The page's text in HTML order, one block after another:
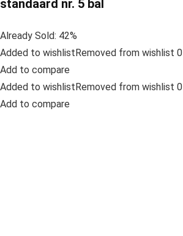
standaard nr. 5 bal
Already Sold: 42%
Added to wishlistRemoved from wishlist 0
Add to compare
Added to wishlistRemoved from wishlist 0
Add to compare